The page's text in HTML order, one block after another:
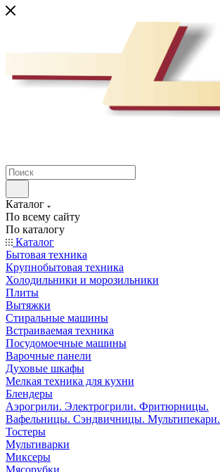
Каталог
По всему сайту
По каталогу
Каталог
Бытовая техника
Крупнобытовая техника
Холодильники и морозильники
Плиты
Вытяжки
Стиральные машины
Встраиваемая техника
Посудомоечные машины
Варочные панели
Духовые шкафы
Мелкая техника для кухни
Блендеры
Аэрогрили. Электрогрили. Фритюрницы.
Вафельницы. Сэндвичницы. Мультипекари.
Тостеры
Мультиварки
Миксеры
Мясорубки